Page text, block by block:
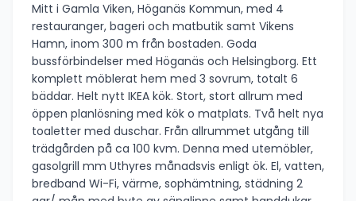
Mitt i Gamla Viken, Höganäs Kommun, med 4
restauranger, bageri och matbutik samt Vikens
Hamn, inom 300 m från bostaden. Goda
bussförbindelser med Höganäs och Helsingborg. Ett
komplett möblerat hem med 3 sovrum, totalt 6
bäddar. Helt nytt IKEA kök. Stort, stort allrum med
öppen planlösning med kök o matplats. Två helt nya
toaletter med duschar. Från allrummet utgång till
trädgården på ca 100 kvm. Denna med utemöbler,
gasolgrill mm Uthyres månadsvis enligt ök. El, vatten,
bredband Wi-Fi, värme, sophämtning, städning 2